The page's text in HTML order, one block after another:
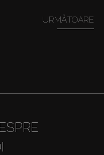
URMĂTOARE